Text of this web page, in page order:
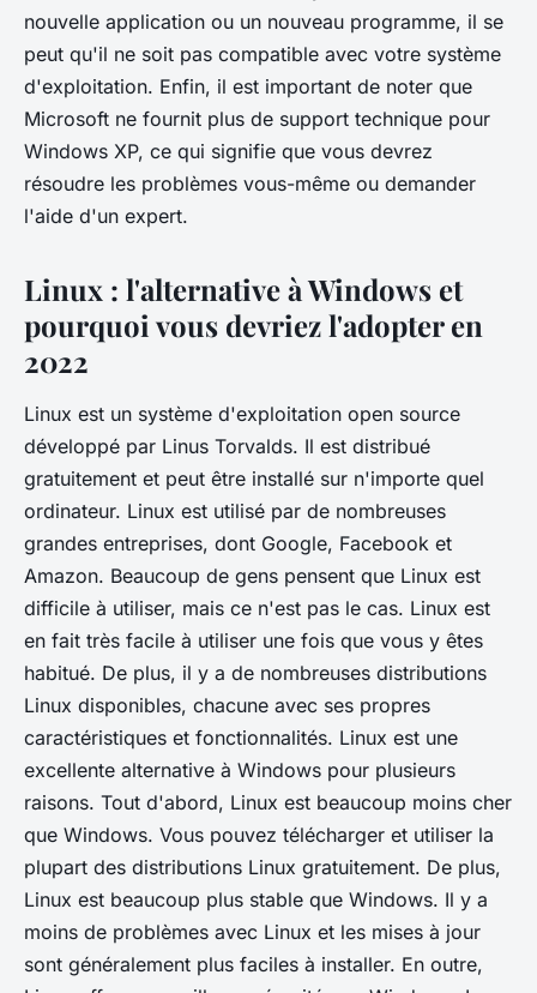
nouvelle application ou un nouveau programme, il se
peut qu'il ne soit pas compatible avec votre système
d'exploitation. Enfin, il est important de noter que
Microsoft ne fournit plus de support technique pour
Windows XP, ce qui signifie que vous devrez
résoudre les problèmes vous-même ou demander
l'aide d'un expert.
Linux : l'alternative à Windows et
pourquoi vous devriez l'adopter en
2022
Linux est un système d'exploitation open source
développé par Linus Torvalds. Il est distribué
gratuitement et peut être installé sur n'importe quel
ordinateur. Linux est utilisé par de nombreuses
grandes entreprises, dont Google, Facebook et
Amazon. Beaucoup de gens pensent que Linux est
difficile à utiliser, mais ce n'est pas le cas. Linux est
en fait très facile à utiliser une fois que vous y êtes
habitué. De plus, il y a de nombreuses distributions
Linux disponibles, chacune avec ses propres
caractéristiques et fonctionnalités. Linux est une
excellente alternative à Windows pour plusieurs
raisons. Tout d'abord, Linux est beaucoup moins cher
que Windows. Vous pouvez télécharger et utiliser la
plupart des distributions Linux gratuitement. De plus,
Linux est beaucoup plus stable que Windows. Il y a
moins de problèmes avec Linux et les mises à jour
sont généralement plus faciles à installer. En outre,